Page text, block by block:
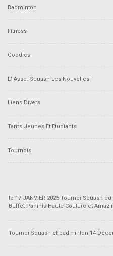
Badminton
Fitness
Goodies
L' Asso..Squash Les Nouvelles!
Liens Divers
Tarifs Jeunes Et Etudiants
Tournois
le 17 JANVIER 2025 Tournoi Squash
Buffet Paninis Haute Couture et
Tournoi Squash et badminton 14